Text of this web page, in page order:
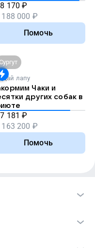
170 ₽
188 000 ₽
Помочь
Сургут
Дай лапу
Чаки и
других собак в
181 ₽
163 200 ₽
Помочь